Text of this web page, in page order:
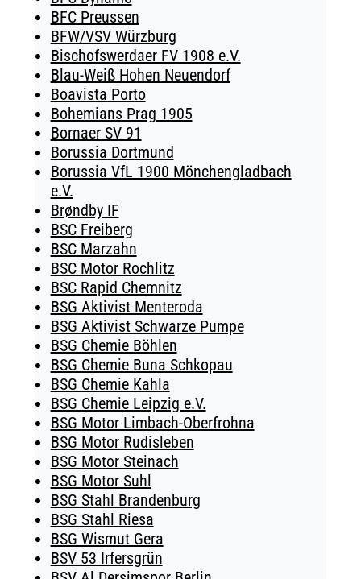
BFC Preussen
BFW/VSV Würzburg
Bischofswerdaer FV 1908 e.V.
Blau-Weiß Hohen Neuendorf
Boavista Porto
Bohemians Prag 1905
Bornaer SV 91
Borussia Dortmund
Borussia VfL 1900 Mönchengladbach
e.V.
Brøndby IF
BSC Freiberg
BSC Marzahn
BSC Motor Rochlitz
BSC Rapid Chemnitz
BSG Aktivist Menteroda
BSG Aktivist Schwarze Pumpe
BSG Chemie Böhlen
BSG Chemie Buna Schkopau
BSG Chemie Kahla
BSG Chemie Leipzig e.V.
BSG Motor Limbach-Oberfrohna
BSG Motor Rudisleben
BSG Motor Steinach
BSG Motor Suhl
BSG Stahl Brandenburg
BSG Stahl Riesa
BSG Wismut Gera
BSV 53 Irfersgrün